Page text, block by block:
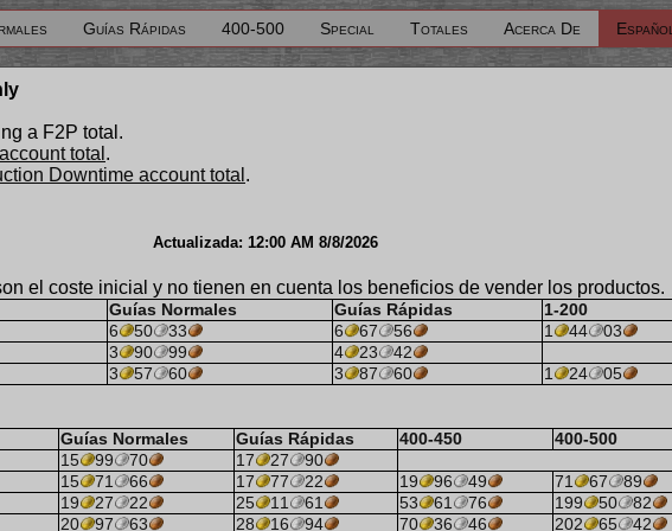
Guías Rápidas 400-500 Special Totales Acerca De Español
a F2P total.
total .
Downtime account total .
Actualizada: 12:00 AM 8/8/2026
el coste inicial y no tienen en cuenta los beneficios de vender los productos.
Guías Normales Guías Rápidas
1-200
6
50 33 6 67 56 1 44
03
3
90 99 4 23
42
3
57 60 3 87 60 1 24 05
Guías Normales Guías Rápidas 400-450
400-500
15
99 70 17 27
90
15
71 66 17 77 22 19 96 49 71 67
89
19
27 22 25 11 61 53 61 76 199 50
82
20
97 63 28 16 94 70 36 46 202 65 42